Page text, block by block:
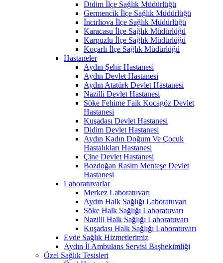
Didim İlçe Sağlık Müdürlüğü
Germencik İlçe Sağlık Müdürlüğü
İncirliova İlçe Sağlık Müdürlüğü
Karacasu İlçe Sağlık Müdürlüğü
Karpuzlu İlçe Sağlık Müdürlüğü
Koçarlı İlçe Sağlık Müdürlüğü
Hastaneler
Aydın Şehir Hastanesi
Aydın Devlet Hastanesi
Aydın Atatürk Devlet Hastanesi
Nazilli Devlet Hastanesi
Söke Fehime Faik Kocagöz Devlet
Hastanesi
Kuşadası Devlet Hastanesi
Didim Devlet Hastanesi
Aydın Kadın Doğum Ve Çocuk
Hastalıkları Hastanesi
Çine Devlet Hastanesi
Bozdoğan Rasim Menteşe Devlet
Hastanesi
Laboratuvarlar
Merkez Laboratuvarı
Aydın Halk Sağlığı Laboratuvarı
Söke Halk Sağlığı Laboratuvarı
Nazilli Halk Sağlığı Laboratuvarı
Kuşadası Halk Sağlığı Laboratuvarı
Evde Sağlık Hizmetlerimiz
Aydın İl Ambulans Servisi Başhekimliği
Özel Sağlık Tesisleri